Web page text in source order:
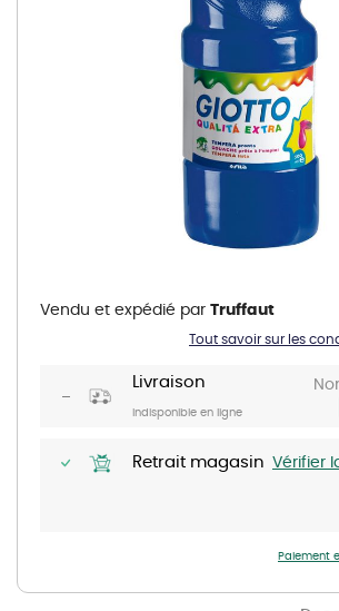
beginning
Livraison
Indisponible en ligne
Retrait magasin Vérifier
Tout savoir sur les
Vendu et expédié par Truffaut
Paiement